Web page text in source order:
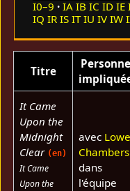
I0–9 IA IB IC ID IE
IQ IR IS IT IU IV IW
Titre
It Came
Upon the
Midnight
Clear (en)
It Came
Upon the
avec
Chambers
dans
l'équipe